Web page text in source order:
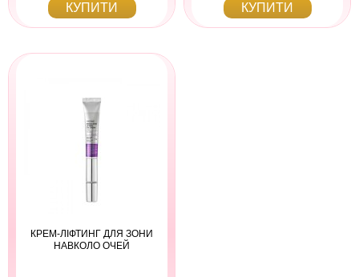
КУПИТИ
КУПИТИ
КРЕМ-ЛІФТИНГ ДЛЯ ЗОНИ
НАВКОЛО ОЧЕЙ